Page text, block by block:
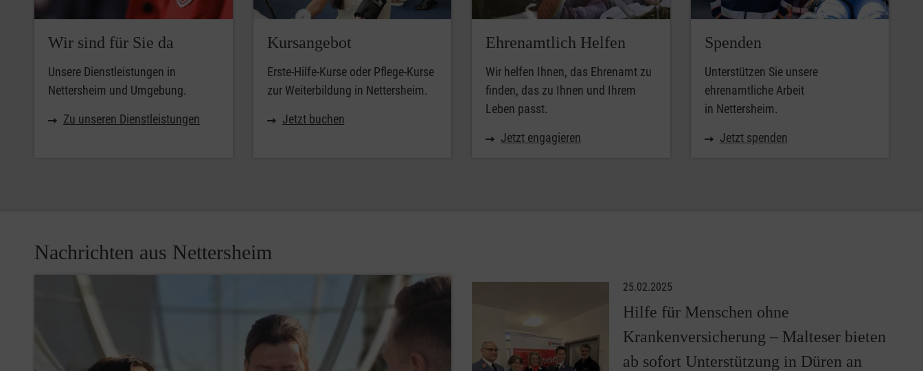
Wir sind für Sie da
Unsere Dienstleistungen in
Nettersheim und Umgebung.
Zu unseren Dienstleistungen
Kursangebot
Erste-Hilfe-Kurse oder Pflege-Kurse
zur Weiterbildung in Nettersheim.
Jetzt buchen
Ehrenamtlich Helfen
Wir helfen Ihnen, das Ehrenamt zu
finden, das zu Ihnen und Ihrem
Leben passt.
Jetzt engagieren
Spenden
Unterstützen Sie unsere
ehrenamtliche Arbeit
in Nettersheim.
Jetzt spenden
Nachrichten aus Nettersheim
25.02.2025
Hilfe für Menschen ohne
Krankenversicherung – Malteser bieten
ab sofort Unterstützung in Düren an